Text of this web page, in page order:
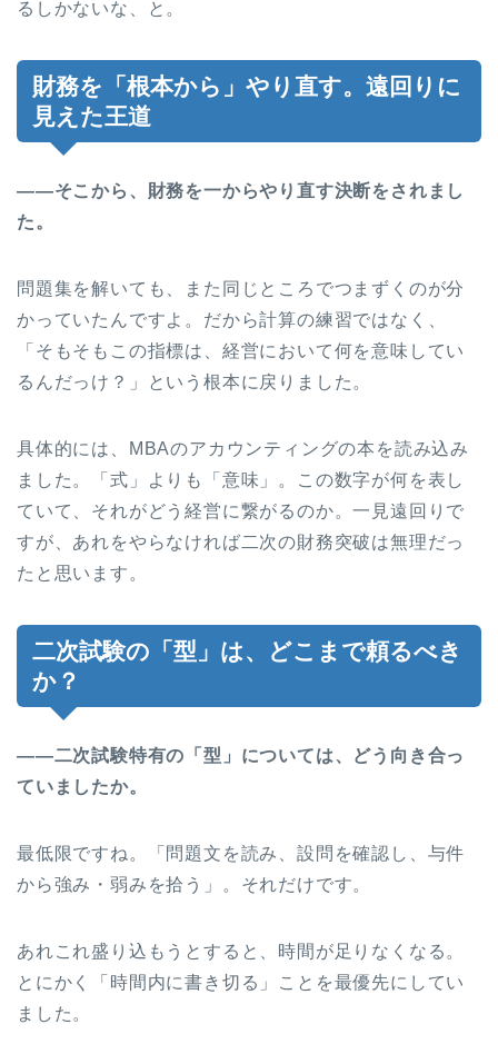
るしかないな、と。
財務を「根本から」やり直す。遠回りに
見えた王道
――そこから、財務を一からやり直す決断をされまし
た。
問題集を解いても、また同じところでつまずくのが分
かっていたんですよ。だから計算の練習ではなく、
「そもそもこの指標は、経営において何を意味してい
るんだっけ？」という根本に戻りました。
具体的には、MBAのアカウンティングの本を読み込み
ました。「式」よりも「意味」。この数字が何を表し
ていて、それがどう経営に繋がるのか。一見遠回りで
すが、あれをやらなければ二次の財務突破は無理だっ
たと思います。
二次試験の「型」は、どこまで頼るべき
か？
――二次試験特有の「型」については、どう向き合っ
ていましたか。
最低限ですね。「問題文を読み、設問を確認し、与件
から強み・弱みを拾う」。それだけです。
あれこれ盛り込もうとすると、時間が足りなくなる。
とにかく「時間内に書き切る」ことを最優先にしてい
ました。